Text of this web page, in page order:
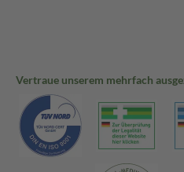
Vertraue unserem mehrfach